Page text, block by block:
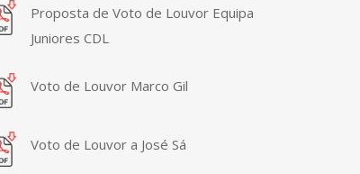
Proposta de Voto de Louvor Equipa
Juniores CDL
Voto de Louvor Marco Gil
Voto de Louvor a José Sá